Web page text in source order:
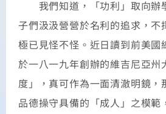
我們知道，「功利」取向辦
子們汲汲營營於名利的追求，不
極已見怪不怪。近日讀到前美國
於一八一九年創辦的維吉尼亞州
度」，真可作為一面清澈明鏡，
品德操守具備的「成人」之模範